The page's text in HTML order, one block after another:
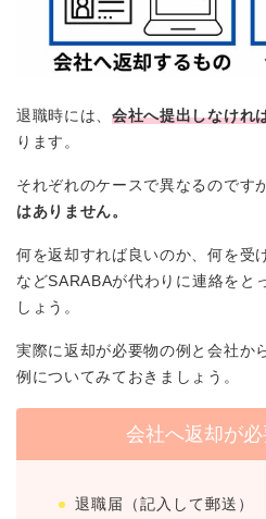
退職時には、会社へ提出しなけれ
ります。
それぞれのケースで異なるのです
はありません。
何を返却すれば良いのか、何を受
などSARABAが代わりに連絡をと
しょう。
実際に返却が必要物の例と会社か
例についてみておきましょう。
会社へ返却が必
退職届（記入して郵送）